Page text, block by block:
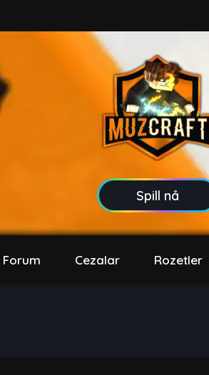
Spill nå
Forum Cezalar Rozetler